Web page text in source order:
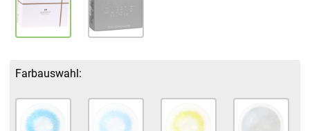
Farbauswahl: